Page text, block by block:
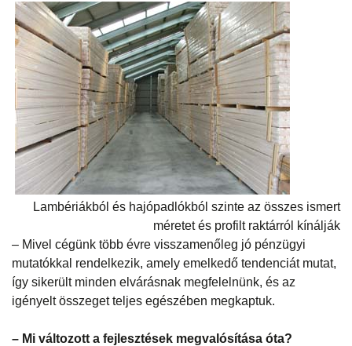
Lambériákból és hajópadlókból szinte az összes ismert
méretet és profilt raktárról kínálják
– Mivel cégünk több évre visszamenőleg jó pénzügyi
mutatókkal rendelkezik, amely emelkedő tendenciát mutat,
így sikerült minden elvárásnak megfelelnünk, és az
igényelt összeget teljes egészében megkaptuk.
– Mi változott a fejlesztések megvalósítása óta?